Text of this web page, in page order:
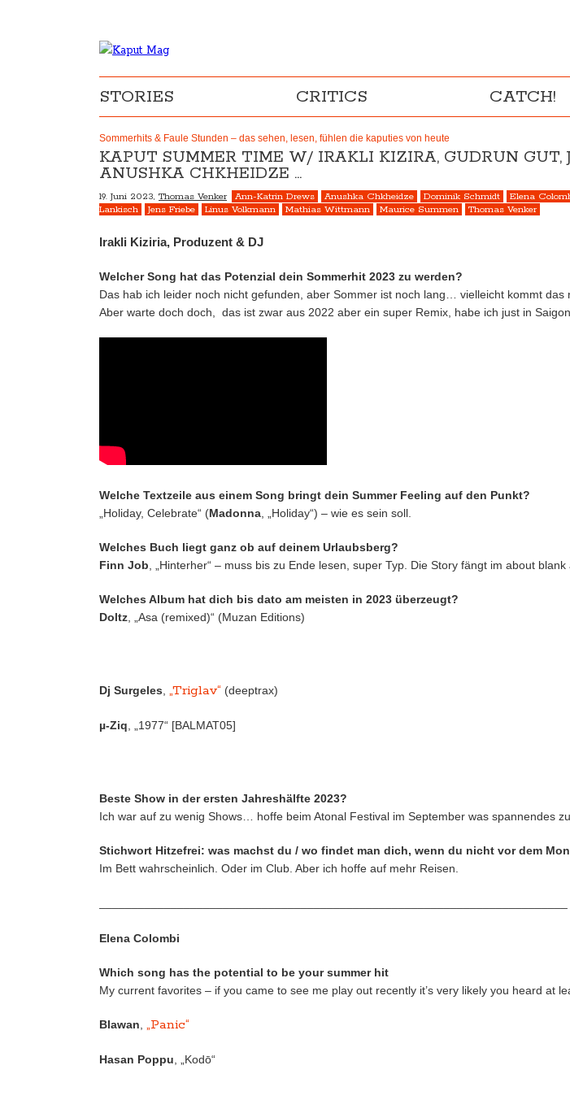
STORIES CRITICS CATCH!
Sommerhits & Faule Stunden – das sehen, lesen, fühlen die kaputies von heute
KAPUT SUMMER TIME W/ IRAKLI KIZIRA, GUDRUN GUT,
ANUSHKA CHKHEIDZE …
19. Juni 2023, Thomas Venker Ann-Katrin Drews Anushka Chkheidze Dominik Schmidt Elena
Lankisch
Jens Friebe Linus Volkmann Mathias Wittmann Maurice Summen Thomas Venker
Irakli Kiziria, Produzent & DJ
Welcher Song hat das Potenzial dein Sommerhit 2023 zu werden?
Das hab ich leider noch nicht gefunden, aber Sommer ist noch lang… vielleicht kommt
Aber warte doch doch, das ist zwar aus 2022 aber ein super Remix, habe ich just in
Welche Textzeile aus einem Song bringt dein Summer Feeling auf den Punkt?
„Holiday, Celebrate“ (Madonna , „Holiday“) – wie es sein soll.
Welches Buch liegt ganz ob auf deinem Urlaubsberg?
Finn Job , „Hinterher“ – muss bis zu Ende lesen, super Typ. Die Story fängt im about
Welches Album hat dich bis dato am meisten in 2023 überzeugt?
Doltz , „Asa (remixed)“ (Muzan Editions)
Dj Surgeles „Triglav“ (deeptrax)
µ-Ziq , „1977“ [BALMAT05]
Beste Show in der ersten Jahreshälfte 2023?
Ich war auf zu wenig Shows… hoffe beim Atonal Festival im September was spannendes zu
Stichwort Hitzefrei: was machst du / wo findet man dich, wenn du nicht vor dem
Im Bett wahrscheinlich. Oder im Club. Aber ich hoffe auf mehr Reisen.
Elena Colombi
Which song has the potential to be your summer hit
My current favorites – if you came to see me play out recently it’s very likely you heard at
Blawan „Panic“
Hasan Poppu , „Kodō“